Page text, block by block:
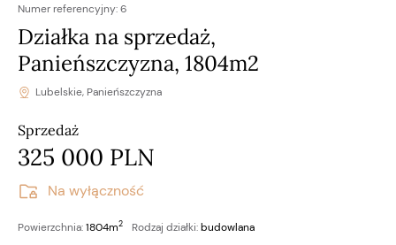
Na wyłączność
Numer referencyjny:6
Działka na sprzedaż,
Panieńszczyzna, 1804m2
Lubelskie, Panieńszczyzna
Sprzedaż
325 000 PLN
Powierzchnia:1804m2 Rodzaj działki:budowlana